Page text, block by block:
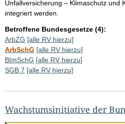
Unfallversicherung – Klimaschutz und
integriert werden.
Betroffene Bundesgesetze (4):
ArbZG [alle RV hierzu]
ArbSchG [alle RV hierzu]
BImSchG [alle RV hierzu]
SGB 7 [alle RV hierzu]
Wachstumsinitiative der